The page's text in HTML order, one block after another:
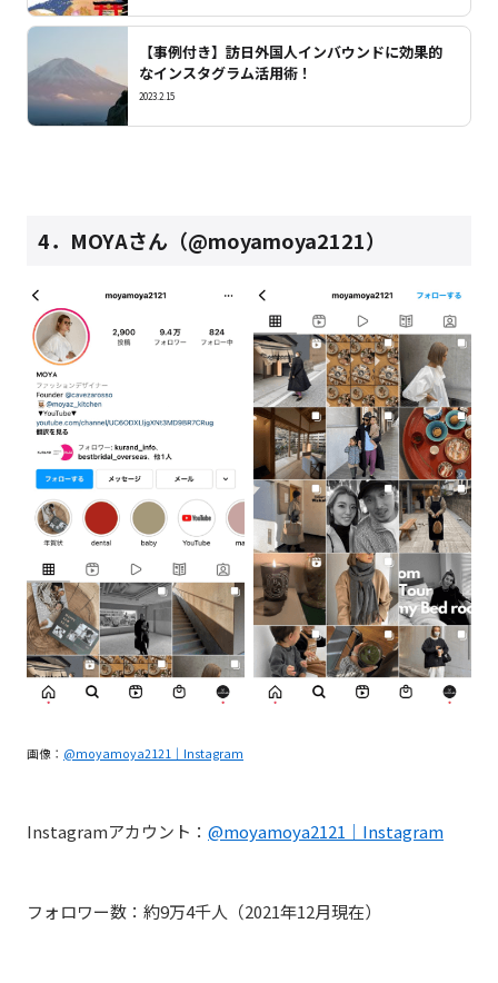
【事例付き】訪日外国人インバウンドに効果的
なインスタグラム活用術！
2023.2.15
4．MOYAさん（@moyamoya2121）
画像： @moyamoya2121｜Instagram
Instagramアカウント： @moyamoya2121｜Instagram
フォロワー数：約9万4千人（2021年12月現在）